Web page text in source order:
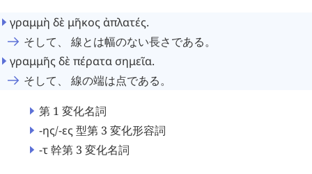
γραμμὴ δὲ μῆκος ἀπλατές.
そして、 線とは幅のない長さである。
γραμμῆς δὲ πέρατα σημεῖα.
そして、 線の端は点である。
第 1 変化名詞
-ης/-ες 型第 3 変化形容詞
-τ幹第 3 変化名詞